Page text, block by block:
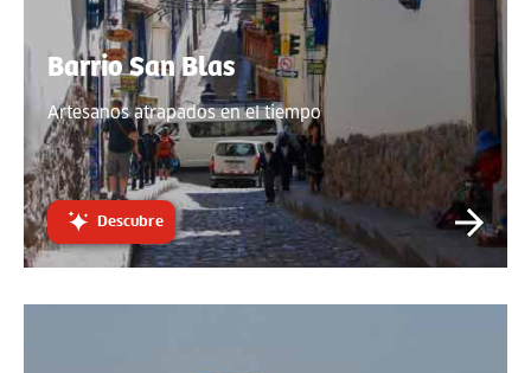
Barrio San Blas
Artesanos atrapados en el tiempo
Descubre